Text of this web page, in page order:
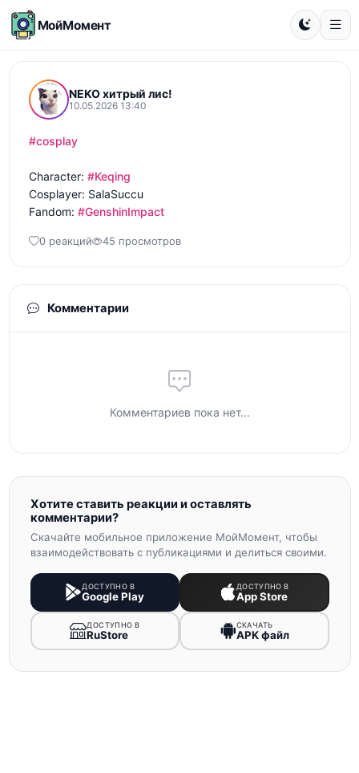
МойМомент
NEKO хитрый лис!
10.05.2026 13:40
#cosplay
Character: #Keqing
Cosplayer: SalaSuccu
Fandom: #GenshinImpact
0 реакций 45 просмотров
Комментарии
Комментариев пока нет...
Хотите ставить реакции и оставлять
комментарии?
Скачайте мобильное приложение МойМомент, чтобы
взаимодействовать с публикациями и делиться своими.
ДОСТУПНО В
Google Play
ДОСТУПНО В
App Store
ДОСТУПНО В
RuStore
СКАЧАТЬ
APK файл